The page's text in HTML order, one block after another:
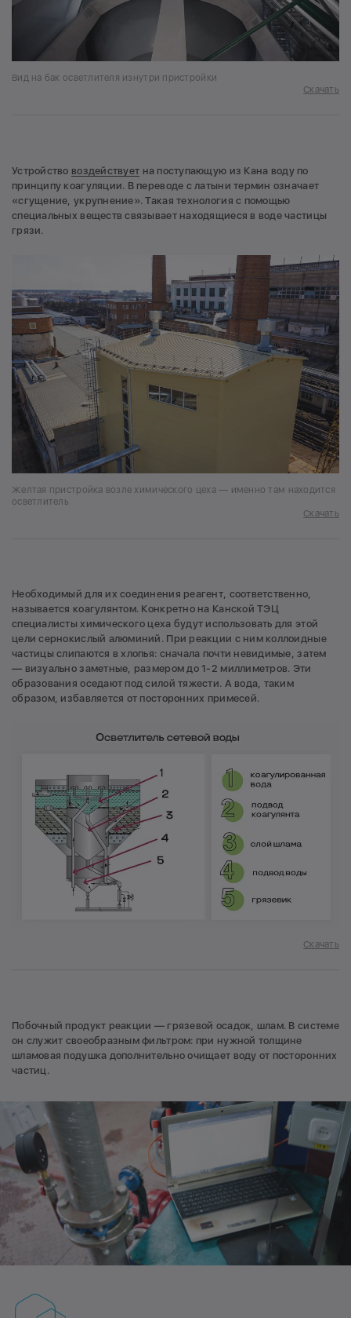
Вид на бак осветлителя изнутри пристройки
Скачать
Устройство воздействует на поступающую из Кана воду по
принципу коагуляции. В переводе с латыни термин означает
«сгущение, укрупнение». Такая технология с помощью
специальных веществ связывает находящиеся в воде частицы
грязи.
Желтая пристройка возле химического цеха — именно там находится
осветлитель
Скачать
Необходимый для их соединения реагент, соответственно,
называется коагулянтом. Конкретно на Канской ТЭЦ
специалисты химического цеха будут использовать для этой
цели сернокислый алюминий. При реакции с ним коллоидные
частицы слипаются в хлопья: сначала почти невидимые, затем
— визуально заметные, размером до 1-2 миллиметров. Эти
образования оседают под силой тяжести. А вода, таким
образом, избавляется от посторонних примесей.
Скачать
Побочный продукт реакции — грязевой осадок, шлам. В системе
он служит своеобразным фильтром: при нужной толщине
шламовая подушка дополнительно очищает воду от посторонних
частиц.